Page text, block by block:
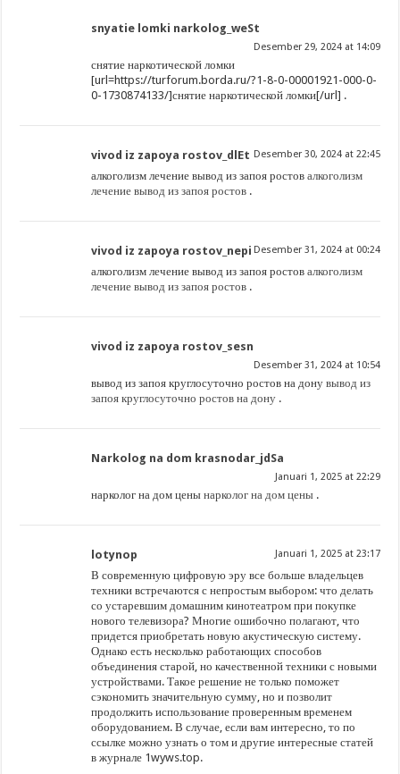
snyatie lomki narkolog_weSt
Desember 29, 2024 at 14:09
снятие наркотической ломки
[url=https://turforum.borda.ru/?1-8-0-00001921-000-0-
0-1730874133/]снятие наркотической ломки[/url] .
vivod iz zapoya rostov_dlEt Desember 30, 2024 at 22:45
алкоголизм лечение вывод из запоя ростовалкоголизм
лечение вывод из запоя ростов .
vivod iz zapoya rostov_nepi Desember 31, 2024 at 00:24
алкоголизм лечение вывод из запоя ростовалкоголизм
лечение вывод из запоя ростов .
vivod iz zapoya rostov_sesn
Desember 31, 2024 at 10:54
вывод из запоя круглосуточно ростов на донувывод из
запоя круглосуточно ростов на дону .
Narkolog na dom krasnodar_jdSa
Januari 1, 2025 at 22:29
нарколог на дом ценынарколог на дом цены .
lotynop Januari 1, 2025 at 23:17
В современную цифровую эру все больше владельцев
техники встречаются с непростым выбором: что делать
со устаревшим домашним кинотеатром при покупке
нового телевизора? Многие ошибочно полагают, что
придется приобретать новую акустическую систему.
Однако есть несколько работающих способов
объединения старой, но качественной техники с новыми
устройствами. Такое решение не только поможет
сэкономить значительную сумму, но и позволит
продолжить использование проверенным временем
оборудованием. В случае, если вам интересно, то по
ссылке можно узнать о том и другие интересные статей
в журнале 1wyws.top.